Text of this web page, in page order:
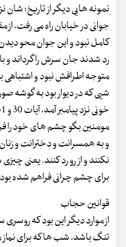
نمونه هایی دیگر از تاریخ؛
جوانی در خیابان راه می رفت،
کامل نبود و این جوان محو دیدن
رد شدند جان سرش را گرداند و
متوجه اطرافش نبود و
شیی که در دیوار بود به
مومنین بگو چشم های خود را
و به همسرانت و دخترانت و
نکنند و از رو رد کنند. یعنی
برای چشم چرانی فراهم شده
قوانین حجاب
از موارد دیگر این بود که
تنگ باشد، شب ها که برای